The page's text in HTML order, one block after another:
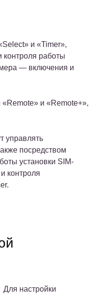
и «Timer»,
контроля работы
— включения и
и «Remote+»,
управлять
посредством
установки SIM-
контроля
Для настройки